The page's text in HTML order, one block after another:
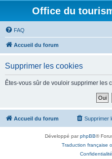
Office du
FAQ
Accueil du forum
Supprimer les cookies
Êtes-vous sûr de vouloir supprimer les
Accueil du forum Supprimer
Développé parphpBB®
Traduction française
Confidentialité